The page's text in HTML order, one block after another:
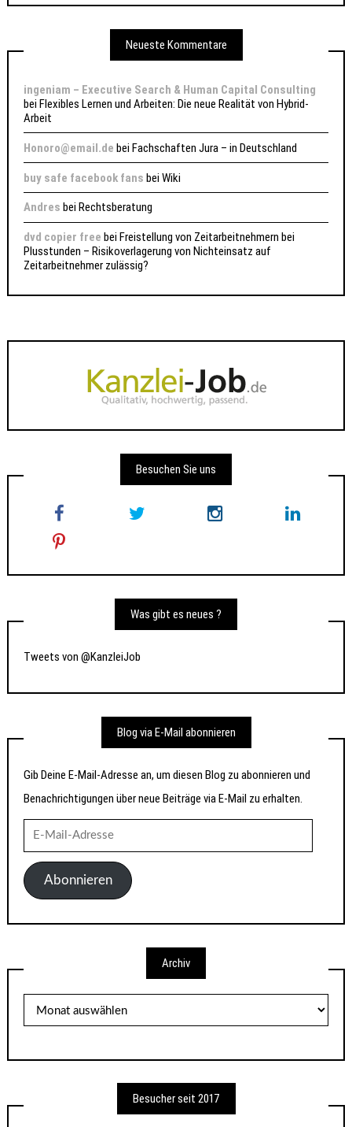
Neueste Kommentare
ingeniam – Executive Search & Human Capital Consulting
beiFlexibles Lernen und Arbeiten: Die neue Realität von Hybrid-
Arbeit
Honoro@email.de beiFachschaften Jura – in Deutschland
buy safe facebook fans beiWiki
Andres beiRechtsberatung
dvd copier free beiFreistellung von Zeitarbeitnehmern bei
Plusstunden – Risikoverlagerung von Nichteinsatz auf
Zeitarbeitnehmer zulässig?
Besuchen Sie uns
Was gibt es neues ?
Tweets von @KanzleiJob
Blog via E-Mail abonnieren
Gib Deine E-Mail-Adresse an, um diesen Blog zu abonnieren und
Benachrichtigungen über neue Beiträge via E-Mail zu erhalten.
Mail-
AdresseAbonnieren
Archiv
Besucher seit 2017